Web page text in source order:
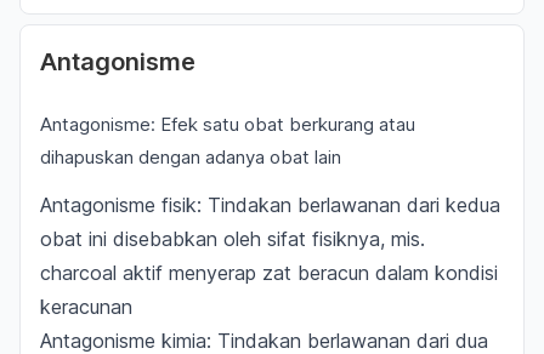
Antagonisme
Antagonisme: Efek satu obat berkurang atau
dihapuskan dengan adanya obat lain
Antagonisme fisik: Tindakan berlawanan dari kedua
obat ini disebabkan oleh sifat fisiknya, mis.
charcoal aktif menyerap zat beracun dalam kondisi
keracunan
Antagonisme kimia: Tindakan berlawanan dari dua